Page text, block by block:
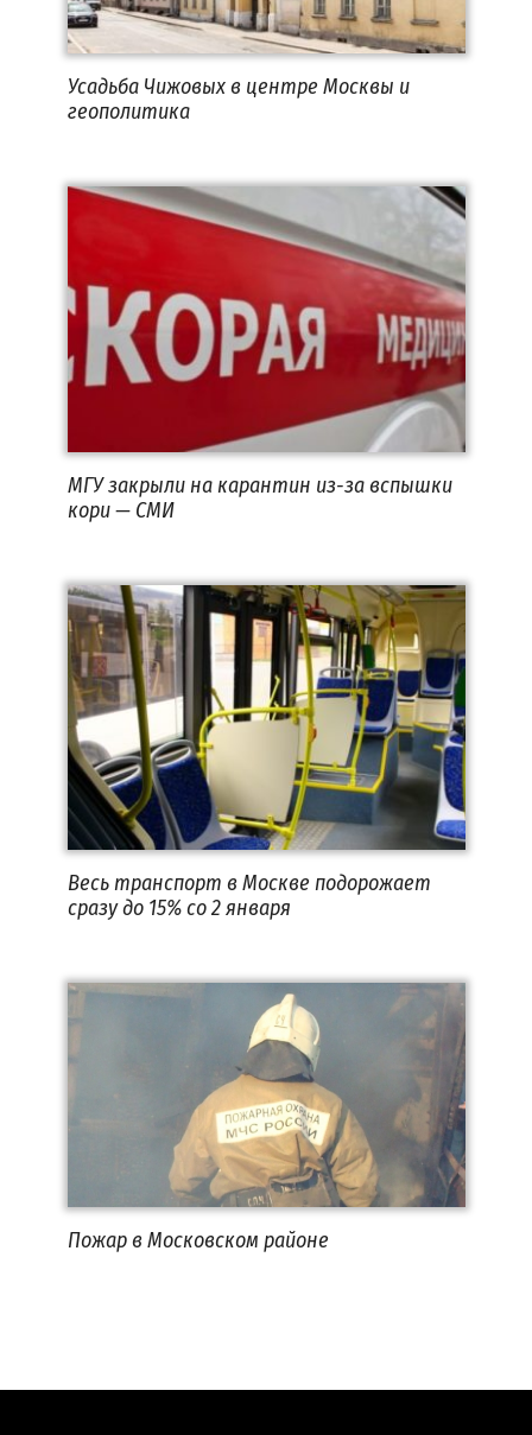
Усадьба Чижовых в центре Москвы и
геополитика
МГУ закрыли на карантин из-за вспышки
кори — СМИ
Весь транспорт в Москве подорожает
сразу до 15% со 2 января
Пожар в Московском районе